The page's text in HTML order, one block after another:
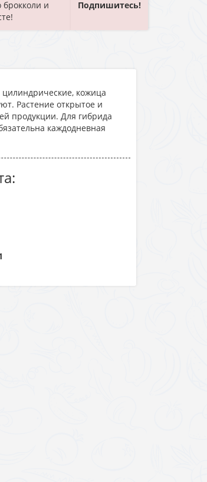
брокколи и
Подпишитесь!
кожица
Растение открытое и
продукции. Для гибрида
каждодневная